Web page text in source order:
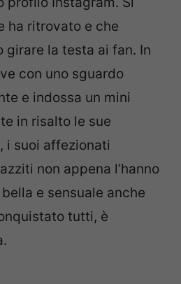
ha ritrovato e che
girare la testa ai fan. In
con uno sguardo
e indossa un mini
in risalto le sue
i suoi affezionati
non appena l’hanno
e sensuale anche
tutti, è